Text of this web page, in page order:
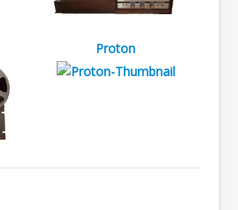
Proton